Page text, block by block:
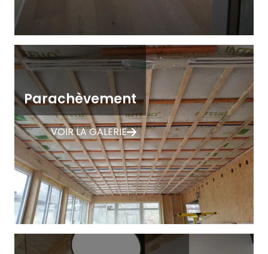
Parachèvement
VOIR LA GALERIE